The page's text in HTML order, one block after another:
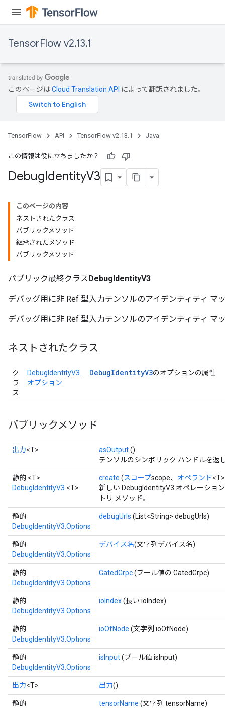
TensorFlow v2.13.1
このページはCloud Translation API によって翻訳されました。
TensorFlow API TensorFlow v2.13.1 Java
この情報は役に立ちましたか？
DebugIdentityV3
このページの内容
ネストされたクラス
パブリックメソッド
継承されたメソッド
パブリックメソッド
パブリック最終クラスDebugIdentityV3
デバッグ用に非 Ref 型入力テンソルのアイデンティティ マ
デバッグ用に非 Ref 型入力テンソルのアイデンティティ マ
ネストされたクラス
ク
ラ
ス
DebugIdentityV3.
オプション
DebugIdentityV3のオプションの属性
パブリックメソッド
出力<T> asOutput()
テンソルのシンボリック ハンドルを返
静的 <T>
DebugIdentityV3 <T>
create (スコープscope、 オペランド
新しい DebugIdentityV3 オペレーショ
トリ メソッド。
静的
DebugIdentityV3.Options
debugUrls (List<String> debugUrls)
静的
DebugIdentityV3.Options
デバイス名(文字列デバイス名)
静的
DebugIdentityV3.Options
GatedGrpc(ブール値の GatedGrpc)
静的
DebugIdentityV3.Options
ioIndex(長い ioIndex)
静的
DebugIdentityV3.Options
ioOfNode (文字列 ioOfNode)
静的
DebugIdentityV3.Options
isInput(ブール値 isInput)
出力<T> 出力()
静的
tensorName (文字列 tensorName)